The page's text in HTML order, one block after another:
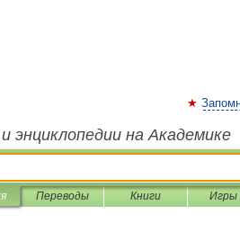
энциклопедии на Академике
Переводы Книги Игры